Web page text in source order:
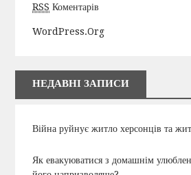
RSS Коментарів
WordPress.org
НЕДАВНІ ЗАПИСИ
Війна руйнує житло херсонців та
Як евакуюватися з домашнім